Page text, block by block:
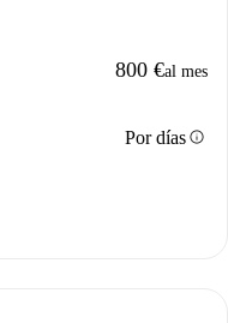
800 €al mes
Por díasinfo